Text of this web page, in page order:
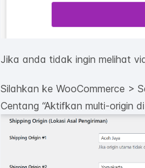
Jika anda tidak ingin melihat
Silahkan ke WooCommerce >
Centang “Aktifkan multi-origin